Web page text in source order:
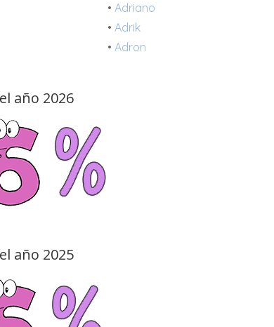
• Adriano
• Adrik
• Adron
año 2026
año 2025